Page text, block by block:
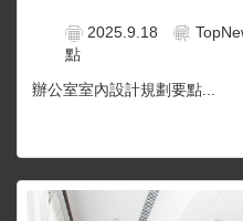
2025.9.18
點
辦公室室內設計規劃要點...